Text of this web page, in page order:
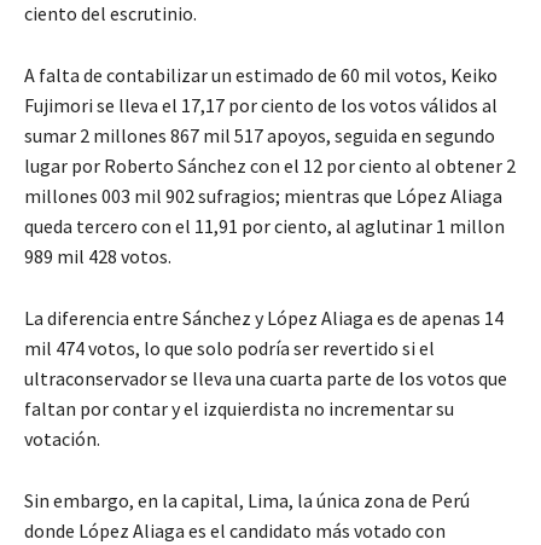
ciento del escrutinio.
A falta de contabilizar un estimado de 60 mil votos, Keiko
Fujimori se lleva el 17,17 por ciento de los votos válidos al
sumar 2 millones 867 mil 517 apoyos, seguida en segundo
lugar por Roberto Sánchez con el 12 por ciento al obtener 2
millones 003 mil 902 sufragios; mientras que López Aliaga
queda tercero con el 11,91 por ciento, al aglutinar 1 millon
989 mil 428 votos.
La diferencia entre Sánchez y López Aliaga es de apenas 14
mil 474 votos, lo que solo podría ser revertido si el
ultraconservador se lleva una cuarta parte de los votos que
faltan por contar y el izquierdista no incrementar su
votación.
Sin embargo, en la capital, Lima, la única zona de Perú
donde López Aliaga es el candidato más votado con